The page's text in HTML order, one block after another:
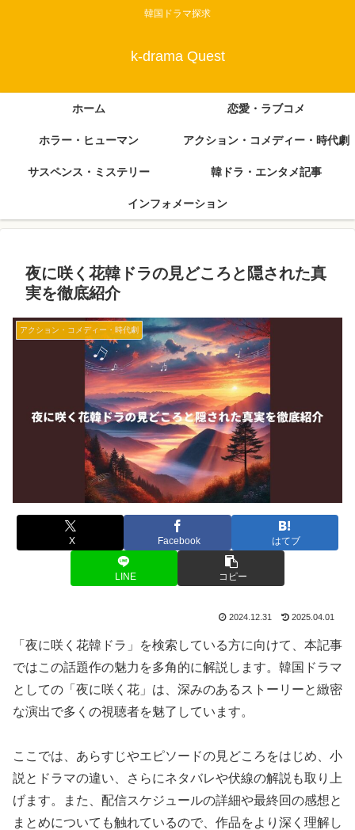
韓国ドラマ探求
k-drama Quest
ホーム 恋愛・ラブコメ
ホラー・ヒューマン アクション・コメディー・時代劇
サスペンス・ミステリー 韓ドラ・エンタメ記事
インフォメーション
夜に咲く花韓ドラの見どころと隠された真
実を徹底紹介
アクション・コメディー・時代劇
X Facebook はてブ
LINE コピー
2024.12.31 2025.04.01
「夜に咲く花韓ドラ」を検索している方に向けて、本記事
ではこの話題作の魅力を多角的に解説します。韓国ドラマ
としての「夜に咲く花」は、深みのあるストーリーと緻密
な演出で多くの視聴者を魅了しています。
ここでは、あらすじやエピソードの見どころをはじめ、小
説とドラマの違い、さらにネタバレや伏線の解説も取り上
げます。また、配信スケジュールの詳細や最終回の感想と
まとめについても触れているので、作品をより深く理解し